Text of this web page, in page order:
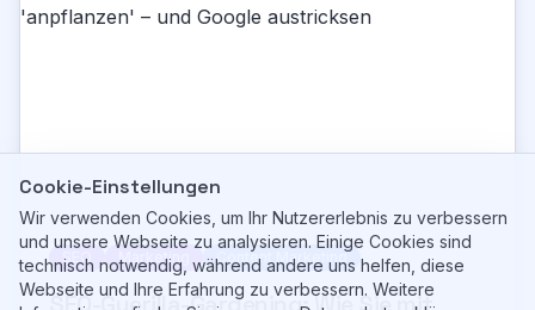
SEO Marketing Content Marketing
Cookie-Einstellungen
Wir verwenden Cookies, um Ihr Nutzererlebnis zu verbessern
und unsere Webseite zu analysieren. Einige Cookies sind
technisch notwendig, während andere uns helfen, diese
Webseite und Ihre Erfahrung zu verbessern. Weitere